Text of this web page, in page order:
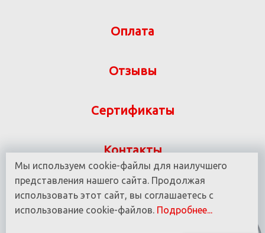
Оплата
Отзывы
Сертификаты
Контакты
Указанная на сайте информация не является
публичной офертой ООО «ВИТ-М» УНП 190780937
© 2016 - 2025 Все права защищены.
Мы используем cookie-файлы для наилучшего
представления нашего сайта. Продолжая
использовать этот сайт, вы соглашаетесь с
использование cookie-файлов. Подробнее...